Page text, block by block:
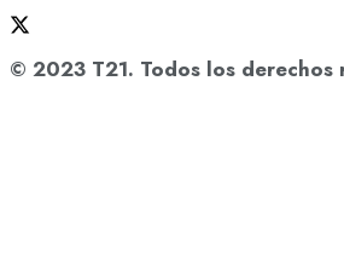
© 2023 T21. Todos los derechos